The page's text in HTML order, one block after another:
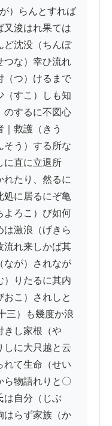
又浚はれ果ては
ど沈没（ちんぼ
つな）幸ひ流れ
（つ）けるまで
（すこ）しも知
のするに不図心
救護（きう
そう）する所な
に直に立退所
れたり、然るに
処に居るにぞ亀
よろこ）び如何
は激浪（げきら
流れ来しかば其
なが）されなが
）りたるに其内
こ）されしと
三）も幾度か浪
きし家根（や
しに大只越と云
れて生命（せい
ら物語れりと〇
は自分（じぶ
はらず家族（か